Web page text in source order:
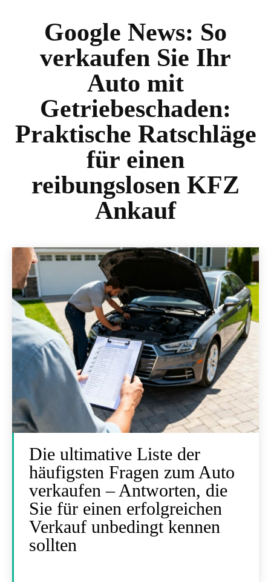
Google News: So
verkaufen Sie Ihr
Auto mit
Getriebeschaden:
Praktische Ratschläge
für einen
reibungslosen KFZ
Ankauf
Die ultimative Liste der
häufigsten Fragen zum Auto
verkaufen – Antworten, die
Sie für einen erfolgreichen
Verkauf unbedingt kennen
sollten